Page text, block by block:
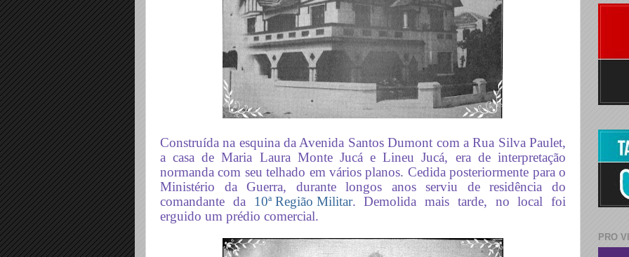
Construída na esquina da Avenida Santos Dumont com a Rua Silva Paulet,
a casa de Maria Laura Monte Jucá e Lineu Jucá, era de interpretação
normanda com seu telhado em vários planos. Cedida posteriormente para o
Ministério da Guerra, durante longos anos serviu de residência do
comandante da 10ª Região Militar. Demolida mais tarde, no local foi
erguido um prédio comercial.
PRO